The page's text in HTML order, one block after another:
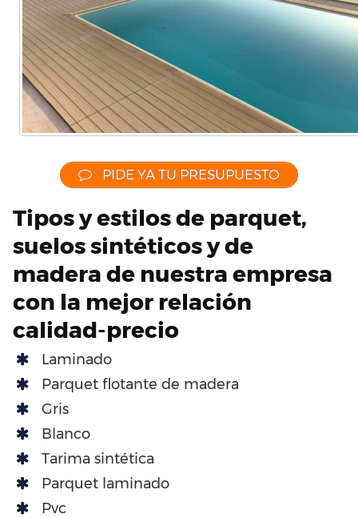
PIDE YA TU PRESUPUESTO
Tipos y estilos de parquet,
suelos sintéticos y de
madera de nuestra empresa
con la mejor relación
calidad-precio
Laminado
Parquet flotante de madera
Gris
Blanco
Tarima sintética
Parquet laminado
Pvc